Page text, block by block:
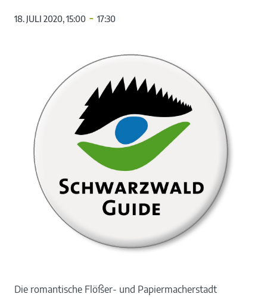
18. JULI 2020, 15:00 - 17:30
Die romantische Flößer- und Papiermacherstadt